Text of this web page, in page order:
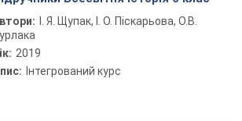
І. Я. Щупак, І. О. Піскарьова, О.В.
2019
Інтегрований курс